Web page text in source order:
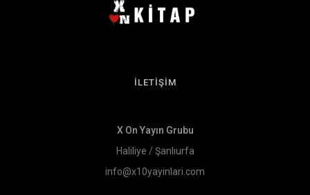
İLETİŞİM
X On Yayın Grubu
Haliliye / Şanlıurfa
info@x10yayinlari.com